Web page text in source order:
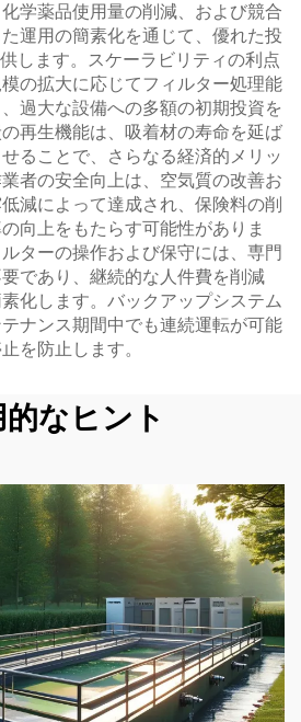
学薬品使用量の削減、および競合
運用の簡素化を通じて、優れた投
します。スケーラビリティの利点
の拡大に応じてフィルター処理能
過大な設備への多額の初期投資を
再生機能は、吸着材の寿命を延ば
ることで、さらなる経済的メリッ
者の安全向上は、空気質の改善お
減によって達成され、保険料の削
向上をもたらす可能性がありま
ターの操作および保守には、専門
であり、継続的な人件費を削減
化します。バックアップシステム
ナンス期間中でも連続運転が可能
を防止します。
なヒント